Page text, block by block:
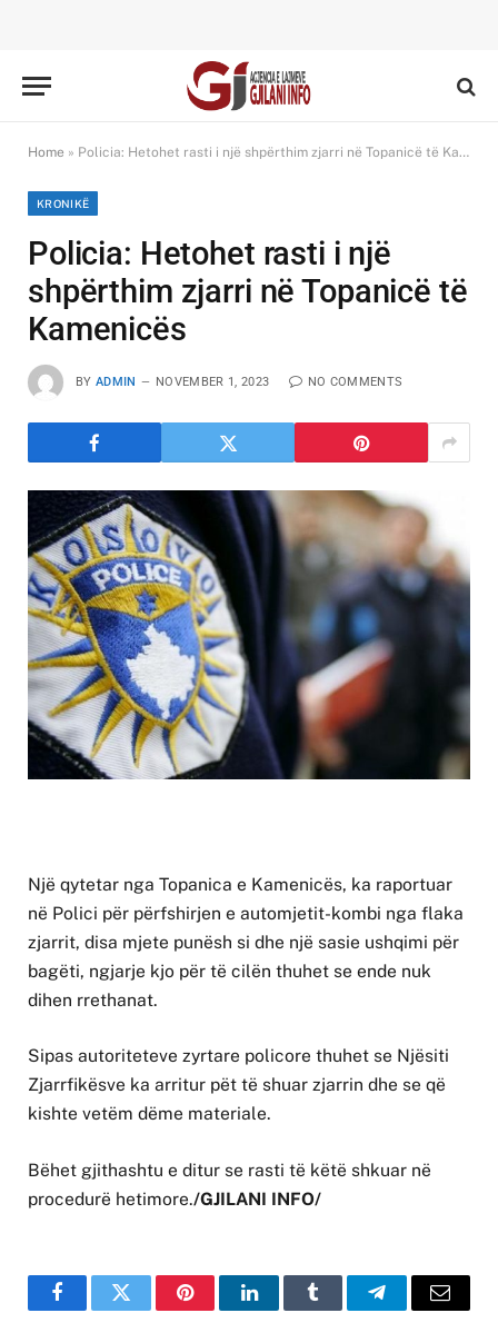
Home » Policia: Hetohet rasti i një shpërthim zjarri në Topanicë të Kamenicës
KRONIKË
Policia: Hetohet rasti i një
shpërthim zjarri në Topanicë të
Kamenicës
BY ADMIN NOVEMBER 1, 2023 NO COMMENTS
Një qytetar nga Topanica e Kamenicës, ka raportuar
në Polici për përfshirjen e automjetit-kombi nga flaka
zjarrit, disa mjete punësh si dhe një sasie ushqimi për
bagëti, ngjarje kjo për të cilën thuhet se ende nuk
dihen rrethanat.
Sipas autoriteteve zyrtare policore thuhet se Njësiti
Zjarrfikësve ka arritur pët të shuar zjarrin dhe se që
kishte vetëm dëme materiale.
Bëhet gjithashtu e ditur se rasti të këtë shkuar në
procedurë hetimore./GJILANI INFO/
FacebookTwitter PinterestLinkedInTumblr TelegramEmail